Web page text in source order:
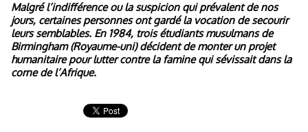
Malgré l’indifférence ou la suspicion qui prévalent de nos
jours, certaines personnes ont gardé la vocation de secourir
leurs semblables. En 1984, trois étudiants musulmans de
Birmingham (Royaume-uni) décident de monter un projet
humanitaire pour lutter contre la famine qui sévissait dans la
corne de l’Afrique.